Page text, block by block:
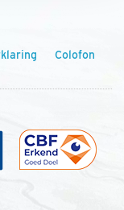
Colofon